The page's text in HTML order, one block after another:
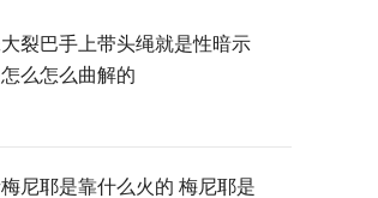
裂巴手上带头绳就是性暗示
么怎么曲解的
尼耶是靠什么火的 梅尼耶是